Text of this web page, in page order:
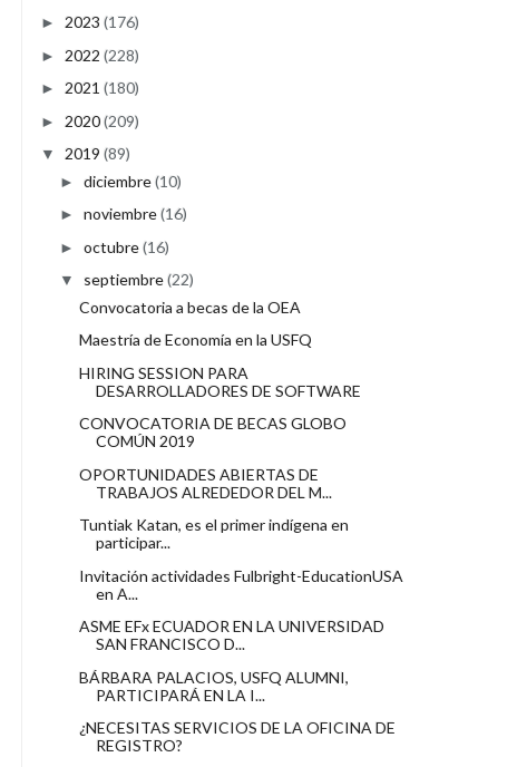
► 2023 (176)
► 2022 (228)
► 2021 (180)
► 2020(209)
▼ 2019 (89)
► diciembre(10)
► noviembre(16)
► octubre(16)
▼ septiembre(22)
Convocatoria a becas de la OEA
Maestría de Economía en la USFQ
HIRING SESSION PARA
DESARROLLADORES DE SOFTWARE
CONVOCATORIA DE BECAS GLOBO
COMÚN 2019
OPORTUNIDADES ABIERTAS DE
TRABAJOS ALREDEDOR DEL M...
Tuntiak Katan, es el primer indígena en
participar...
Invitación actividades Fulbright-EducationUSA
en A...
ASME EFx ECUADOR EN LA UNIVERSIDAD
SAN FRANCISCO D...
BÁRBARA PALACIOS, USFQ ALUMNI,
PARTICIPARÁ EN LA I...
¿NECESITAS SERVICIOS DE LA OFICINA DE
REGISTRO?